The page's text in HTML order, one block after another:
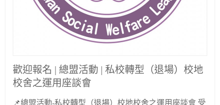
歡迎報名 | 總盟活動 | 私校轉型（退場）校地
校舍之運用座談會
📌總盟活動-私校轉型（退場）校地校舍之運用座談會 受